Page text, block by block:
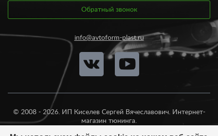
Обратный звонок
info@avtoform-plast.ru
© 2008 - 2026. ИП Киселев Сергей Вячеславович. Интернет-
магазин тюнинга.